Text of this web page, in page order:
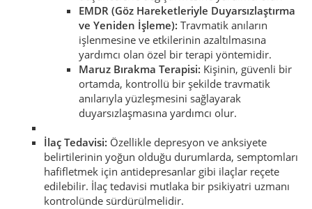
EMDR (Göz Hareketleriyle Duyarsızlaştırma
ve Yeniden İşleme): Travmatik anıların
işlenmesine ve etkilerinin azaltılmasına
yardımcı olan özel bir terapi yöntemidir.
Maruz Bırakma Terapisi: Kişinin, güvenli bir
ortamda, kontrollü bir şekilde travmatik
anılarıyla yüzleşmesini sağlayarak
duyarsızlaşmasına yardımcı olur.
İlaç Tedavisi: Özellikle depresyon ve anksiyete
belirtilerinin yoğun olduğu durumlarda, semptomları
hafifletmek için antidepresanlar gibi ilaçlar reçete
edilebilir. İlaç tedavisi mutlaka bir psikiyatri uzmanı
kontrolünde sürdürülmelidir.